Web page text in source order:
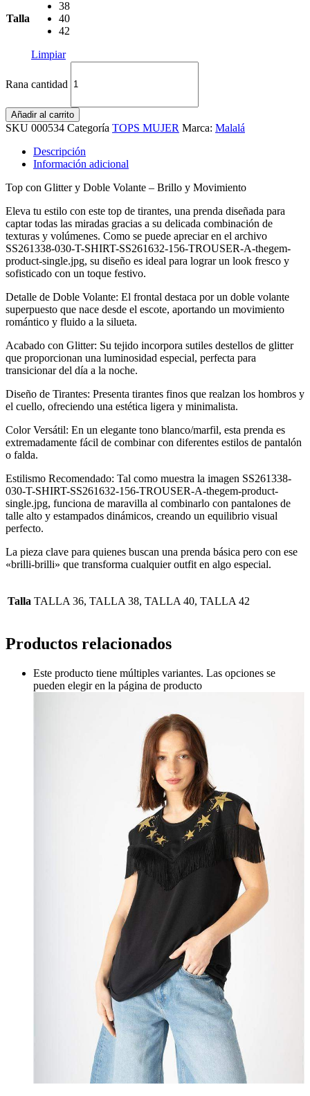
Talla
38
40
42
Limpiar
Rana cantidad
Añadir al carrito
SKU 000534 Categoría TOPS MUJER Marca: Malalá
Descripción
Información adicional
Top con Glitter y Doble Volante – Brillo y Movimiento
Eleva tu estilo con este top de tirantes, una prenda diseñada para
captar todas las miradas gracias a su delicada combinación de
texturas y volúmenes. Como se puede apreciar en el archivo
SS261338-030-T-SHIRT-SS261632-156-TROUSER-A-thegem-
product-single.jpg, su diseño es ideal para lograr un look fresco y
sofisticado con un toque festivo.
Detalle de Doble Volante: El frontal destaca por un doble volante
superpuesto que nace desde el escote, aportando un movimiento
romántico y fluido a la silueta.
Acabado con Glitter: Su tejido incorpora sutiles destellos de glitter
que proporcionan una luminosidad especial, perfecta para
transicionar del día a la noche.
Diseño de Tirantes: Presenta tirantes finos que realzan los hombros y
el cuello, ofreciendo una estética ligera y minimalista.
Color Versátil: En un elegante tono blanco/marfil, esta prenda es
extremadamente fácil de combinar con diferentes estilos de pantalón
o falda.
Estilismo Recomendado: Tal como muestra la imagen SS261338-
030-T-SHIRT-SS261632-156-TROUSER-A-thegem-product-
single.jpg, funciona de maravilla al combinarlo con pantalones de
talle alto y estampados dinámicos, creando un equilibrio visual
perfecto.
La pieza clave para quienes buscan una prenda básica pero con ese
«brilli-brilli» que transforma cualquier outfit en algo especial.
Talla TALLA 36, TALLA 38, TALLA 40, TALLA 42
Productos relacionados
Este producto tiene múltiples variantes. Las opciones se
pueden elegir en la página de producto